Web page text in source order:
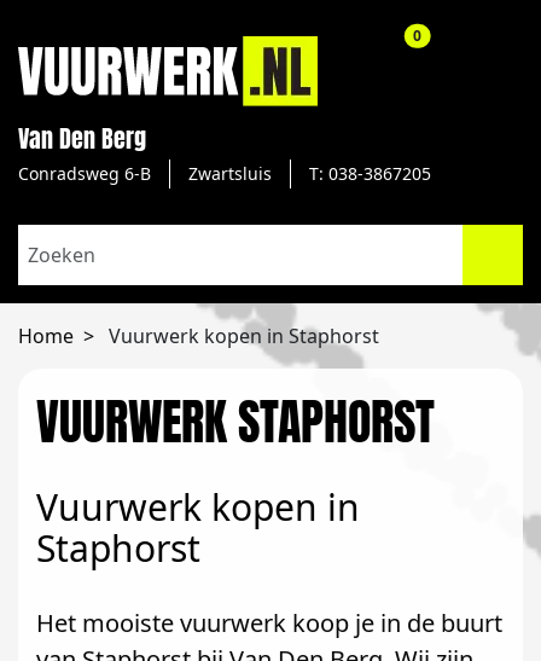
Van Den Berg
Conradsweg 6-B Zwartsluis T: 038-3867205
0aantal
Home Vuurwerk kopen in Staphorst
VUURWERK STAPHORST
Vuurwerk kopen in
Staphorst
Het mooiste vuurwerk koop je in de buurt